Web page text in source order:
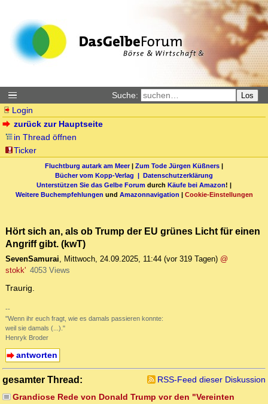
Suche: Los
Login
zurück zur Hauptseite
in Thread öffnen
Ticker
Fluchtburg autark am Meer| Zum Tode Jürgen Küßners |
Bücher vom Kopp-Verlag | Datenschutzerklärung
Unterstützen Sie das Gelbe Forum durch Käufe bei Amazon! |
Weitere Buchempfehlungen und Amazonnavigation | Cookie-Einstellungen
Hört sich an, als ob Trump der EU grünes Licht für einen
Angriff gibt. (kwT)
SevenSamurai, Mittwoch, 24.09.2025, 11:44 (vor 319 Tagen) @
stokk' 4053 Views
Traurig.
--
"Wenn ihr euch fragt, wie es damals passieren konnte:
weil sie damals (...)."
Henryk Broder
antworten
gesamter Thread:
RSS-Feed dieser Diskussion
Grandiose Rede von Donald Trump vor den "Vereinten